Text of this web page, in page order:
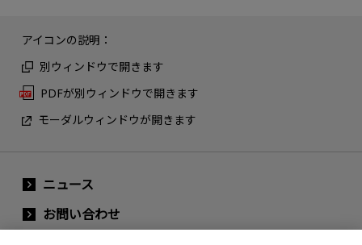
アイコンの説明：
別ウィンドウで開きます
PDFが別ウィンドウで開きます
モーダルウィンドウが開きます
ニュース
お問い合わせ